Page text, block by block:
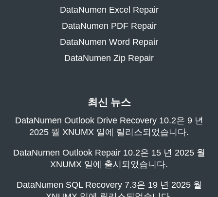
DataNumen Excel Repair
DataNumen PDF Repair
DataNumen Word Repair
DataNumen Zip Repair
최신 뉴스
DataNumen Outlook Drive Recovery 10.2은 9 년
2025 월 XNUMX 일에 릴리스되었습니다.
DataNumen Outlook Repair 10.2은 15 년 2025 월
XNUMX 일에 출시되었습니다.
DataNumen SQL Recovery 7.3은 19 년 2025 월